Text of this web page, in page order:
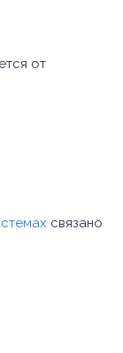
от
связано